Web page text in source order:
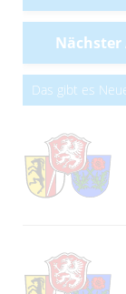
Das gibt es